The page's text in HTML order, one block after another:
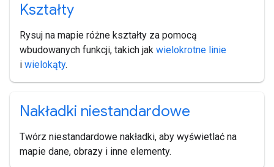
Kształty
Rysuj na mapie różne kształty za pomocą
wbudowanych funkcji, takich jak wielokrotne linie
i wielokąty.
Nakładki niestandardowe
Twórz niestandardowe nakładki, aby wyświetlać na
mapie dane, obrazy i inne elementy.